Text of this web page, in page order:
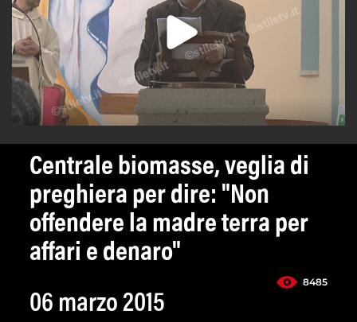
Centrale biomasse, veglia di
preghiera per dire: "Non
offendere la madre terra per
affari e denaro"
8485
06 marzo 2015